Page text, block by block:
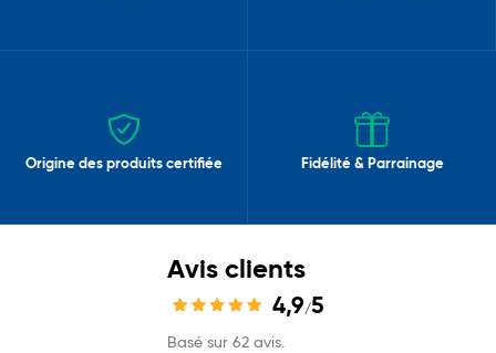
Origine des produits certifiée Fidélité & Parrainage
Avis clients
4,9/5
Basé sur 62 avis.